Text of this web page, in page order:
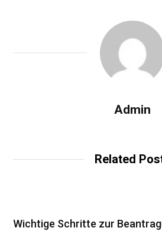
Admin
Related
Wichtige Schritte zur